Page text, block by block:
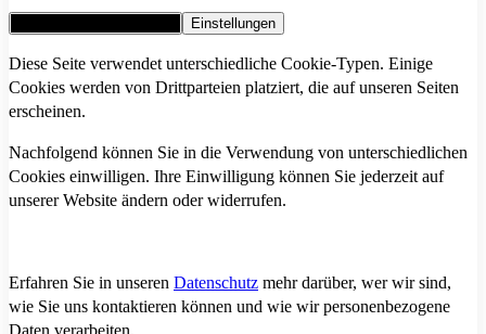
Einstellungen
Diese Seite verwendet unterschiedliche Cookie-Typen. Einige
Cookies werden von Drittparteien platziert, die auf unseren Seiten
erscheinen.
Nachfolgend können Sie in die Verwendung von unterschiedlichen
Cookies einwilligen. Ihre Einwilligung können Sie jederzeit auf
unserer Website ändern oder widerrufen.
Erfahren Sie in unseren Datenschutz mehr darüber, wer wir sind,
wie Sie uns kontaktieren können und wie wir personenbezogene
Daten verarbeiten.